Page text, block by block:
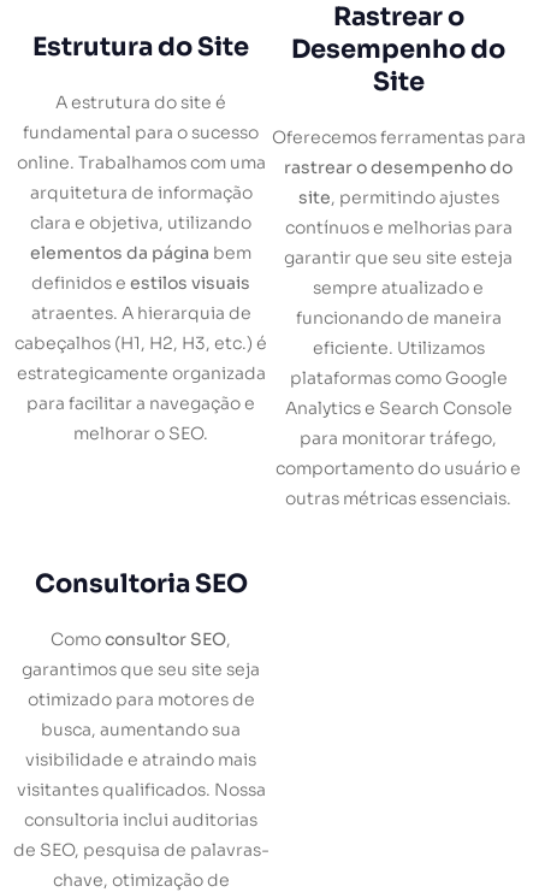
Estrutura do Site
A estrutura do site é
fundamental para o sucesso
online. Trabalhamos com uma
arquitetura de informação
clara e objetiva, utilizando
elementos da página bem
definidos e estilos visuais
atraentes. A hierarquia de
cabeçalhos (H1, H2, H3, etc.) é
estrategicamente organizada
para facilitar a navegação e
melhorar o SEO.
Rastrear o
Desempenho do
Site
Oferecemos ferramentas para
rastrear o desempenho do
site, permitindo ajustes
contínuos e melhorias para
garantir que seu site esteja
sempre atualizado e
funcionando de maneira
eficiente. Utilizamos
plataformas como Google
Analytics e Search Console
para monitorar tráfego,
comportamento do usuário e
outras métricas essenciais.
Consultoria SEO
Comoconsultor SEO,
garantimos que seu site seja
otimizado para motores de
busca, aumentando sua
visibilidade e atraindo mais
visitantes qualificados. Nossa
consultoria inclui auditorias
de SEO, pesquisa de palavras-
chave, otimização de